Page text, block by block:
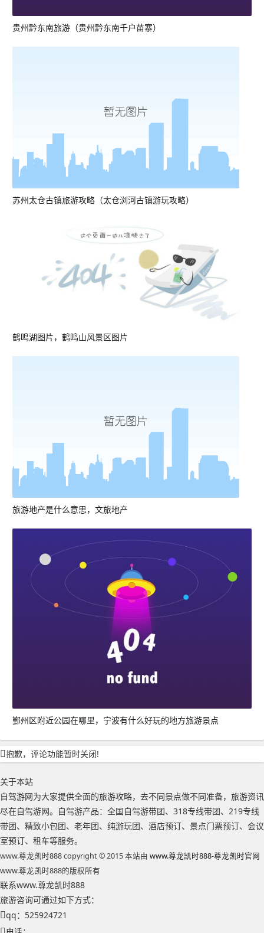
贵州黔东南旅游（贵州黔东南千户苗寨）
苏州太仓古镇旅游攻略（太仓浏河古镇游玩攻略）
鹤鸣湖图片，鹤鸣山风景区图片
旅游地产是什么意思，文旅地产
鄞州区附近公园在哪里，宁波有什么好玩的地方旅游景点
抱歉，评论功能暂时关闭!
关于本站
自驾游网为大家提供全面的旅游攻略，去不同景点做不同准备，旅游资讯
尽在自驾游网。自驾游产品：全国自驾游带团、318专线带团、219专线
带团、精致小包团、老年团、纯游玩团、酒店预订、景点门票预订、会议
室预订、租车等服务。
www.尊龙凯时888 copyright © 2015 本站由 www.尊龙凯时888-尊龙凯时官网
www.尊龙凯时888的版权所有
联系www.尊龙凯时888
旅游咨询可通过如下方式：
qq：525924721